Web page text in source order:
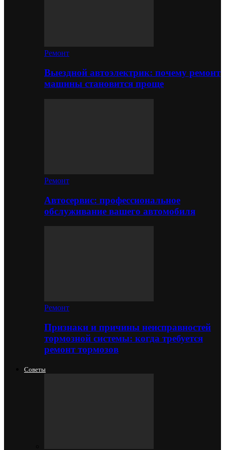
Ремонт
Выездной автоэлектрик: почему ремонт
машины становится проще
Ремонт
Автосервис: профессиональное
обслуживание вашего автомобиля
Ремонт
Признаки и причины неисправностей
тормозной системы: когда требуется
ремонт тормозов
Советы